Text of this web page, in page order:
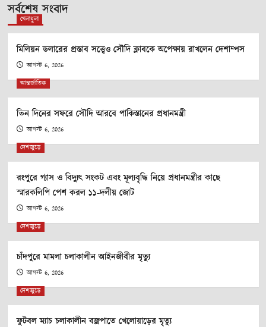
সর্বশেষ সংবাদ
খেলাধুলা
মিলিয়ন ডলারের প্রস্তাব সত্ত্বেও সৌদি ক্লাবকে অপেক্ষায় রাখলেন দেশাম্পস
আগস্ট 6, 2026
আন্তর্জাতিক
তিন দিনের সফরে সৌদি আরবে পাকিস্তানের প্রধানমন্ত্রী
আগস্ট 6, 2026
দেশজুড়ে
রংপুরে গ্যাস ও বিদ্যুৎ সংকট এবং মূল্যবৃদ্ধি নিয়ে প্রধানমন্ত্রীর কাছে
স্মারকলিপি পেশ করল ১১-দলীয় জোট
আগস্ট 6, 2026
দেশজুড়ে
চাঁদপুরে মামলা চলাকালীন আইনজীবীর মৃত্যু
আগস্ট 6, 2026
দেশজুড়ে
ফুটবল ম্যাচ চলাকালীন বজ্রপাতে খেলোয়াড়ের মৃত্যু